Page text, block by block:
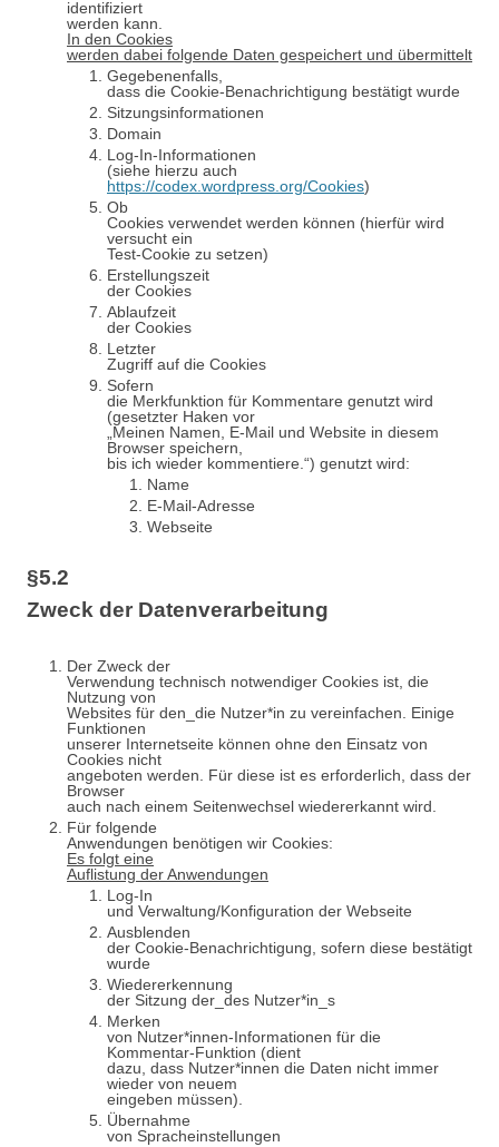
identifiziert
werden kann.
In den Cookies
werden dabei folgende Daten gespeichert und übermittelt
Gegebenenfalls,
dass die Cookie-Benachrichtigung bestätigt wurde
Sitzungsinformationen
Domain
Log-In-Informationen
(siehe hierzu auch
https://codex.wordpress.org/Cookies)
Ob
Cookies verwendet werden können (hierfür wird
versucht ein
Test-Cookie zu setzen)
Erstellungszeit
der Cookies
Ablaufzeit
der Cookies
Letzter
Zugriff auf die Cookies
Sofern
die Merkfunktion für Kommentare genutzt wird
(gesetzter Haken vor
„Meinen Namen, E-Mail und Website in diesem
Browser speichern,
bis ich wieder kommentiere.“) genutzt wird:
Name
E-Mail-Adresse
Webseite
§5.2
Zweck der Datenverarbeitung
Der Zweck der
Verwendung technisch notwendiger Cookies ist, die
Nutzung von
Websites für den_die Nutzer*in zu vereinfachen. Einige
Funktionen
unserer Internetseite können ohne den Einsatz von
Cookies nicht
angeboten werden. Für diese ist es erforderlich, dass der
Browser
auch nach einem Seitenwechsel wiedererkannt wird.
Für folgende
Anwendungen benötigen wir Cookies:
Es folgt eine
Auflistung der Anwendungen
Log-In
und Verwaltung/Konfiguration der Webseite
Ausblenden
der Cookie-Benachrichtigung, sofern diese bestätigt
wurde
Wiedererkennung
der Sitzung der_des Nutzer*in_s
Merken
von Nutzer*innen-Informationen für die
Kommentar-Funktion (dient
dazu, dass Nutzer*innen die Daten nicht immer
wieder von neuem
eingeben müssen).
Übernahme
von Spracheinstellungen